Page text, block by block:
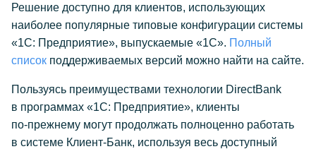
Решение доступно для клиентов, использующих
наиболее популярные типовые конфигурации системы
«1С: Предприятие», выпускаемые «1С». Полный
список поддерживаемых версий можно найти на сайте.
Пользуясь преимуществами технологии DirectBank
в программах «1С: Предприятие», клиенты
по-прежнему могут продолжать полноценно работать
в системе Клиент-Банк, используя весь доступный